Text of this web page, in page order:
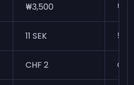
₩3,500
11 SEK 55
CHF 2